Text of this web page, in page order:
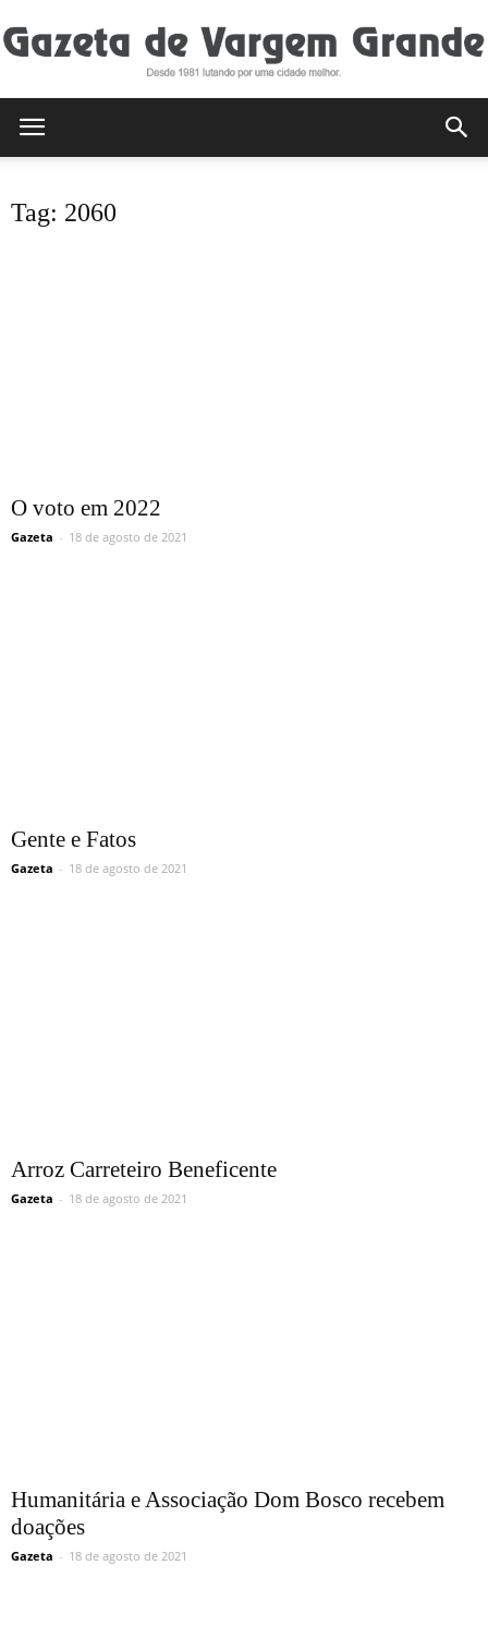
Tag: 2060
O voto em 2022
Gazeta - 18 de agosto de 2021
Gente e Fatos
Gazeta - 18 de agosto de 2021
Arroz Carreteiro Beneficente
Gazeta - 18 de agosto de 2021
Humanitária e Associação Dom Bosco recebem
doações
Gazeta - 18 de agosto de 2021